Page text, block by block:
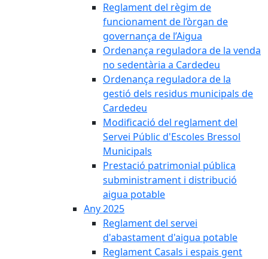
Reglament del règim de
funcionament de l’òrgan de
governança de l’Aigua
Ordenança reguladora de la venda
no sedentària a Cardedeu
Ordenança reguladora de la
gestió dels residus municipals de
Cardedeu
Modificació del reglament del
Servei Públic d'Escoles Bressol
Municipals
Prestació patrimonial pública
subministrament i distribució
aigua potable
Any 2025
Reglament del servei
d'abastament d'aigua potable
Reglament Casals i espais gent